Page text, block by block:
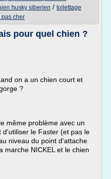
husky siberien / toilettage
cher
pour quel chien ?
on a un chien court et
?
même problème avec un
le Faster (et pas le
niveau du point d'attache
marche NICKEL et le chien